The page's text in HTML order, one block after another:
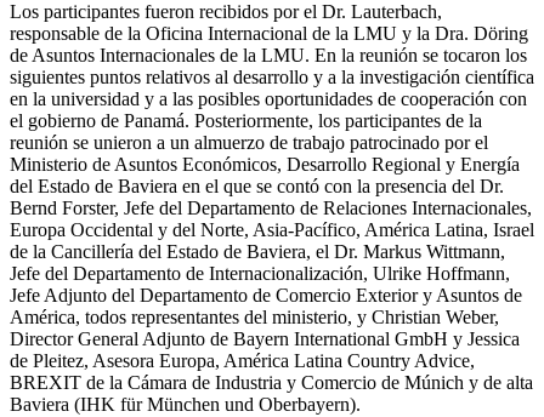
Los participantes fueron recibidos por el Dr. Lauterbach,
responsable de la Oficina Internacional de la LMU y la Dra. Döring
de Asuntos Internacionales de la LMU. En la reunión se tocaron los
siguientes puntos relativos al desarrollo y a la investigación científica
en la universidad y a las posibles oportunidades de cooperación con
el gobierno de Panamá. Posteriormente, los participantes de la
reunión se unieron a un almuerzo de trabajo patrocinado por el
Ministerio de Asuntos Económicos, Desarrollo Regional y Energía
del Estado de Baviera en el que se contó con la presencia del Dr.
Bernd Forster, Jefe del Departamento de Relaciones Internacionales,
Europa Occidental y del Norte, Asia-Pacífico, América Latina, Israel
de la Cancillería del Estado de Baviera, el Dr. Markus Wittmann,
Jefe del Departamento de Internacionalización, Ulrike Hoffmann,
Jefe Adjunto del Departamento de Comercio Exterior y Asuntos de
América, todos representantes del ministerio, y Christian Weber,
Director General Adjunto de Bayern International GmbH y Jessica
de Pleitez, Asesora Europa, América Latina Country Advice,
BREXIT de la Cámara de Industria y Comercio de Múnich y de alta
Baviera (IHK für München und Oberbayern).